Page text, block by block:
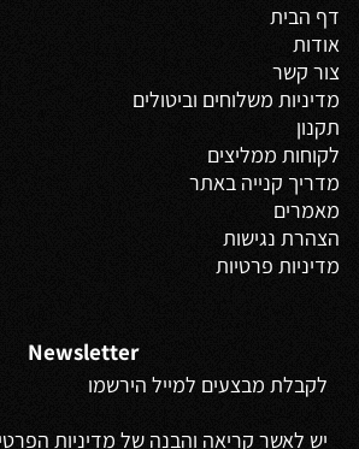
דף הבית
אודות
צור קשר
מדיניות משלוחים וביטולים
תקנון
לקוחות ממליצים
מדריך קנייה באתר
מאמרים
הצהרת נגישות
מדיניות פרטיות
Newsletter
לקבלת מבצעים למייל הירשמו
יש לאשר קריאה והבנה של מדיניות